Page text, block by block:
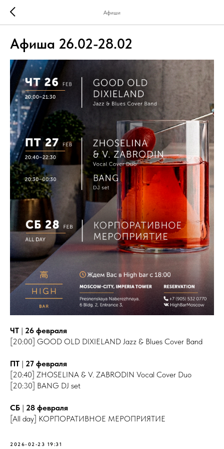
Афиши
Афиша 26.02-28.02
ЧТ | 26 февраля
[20:00] GOOD OLD DIXIELAND Jazz & Blues Cover Band
ПТ | 27 февраля
[20:40] ZHOSELINA & V. ZABRODIN Vocal Cover Duo
[20:30] BANG DJ set
СБ | 28 февраля
[All day] КОРПОРАТИВНОЕ МЕРОПРИЯТИЕ
2026-02-23 19:31